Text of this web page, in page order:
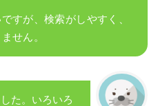
すが、検索がしやすく、
せん。
た。いろいろ